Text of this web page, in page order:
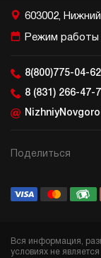
603002,
Режим работы
8(800)775-04-62
8 (831) 266-47-
Поделиться
Вся информация,
условиях не